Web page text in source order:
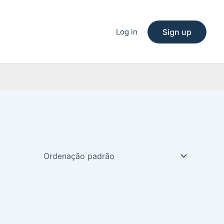
Log in Sign up